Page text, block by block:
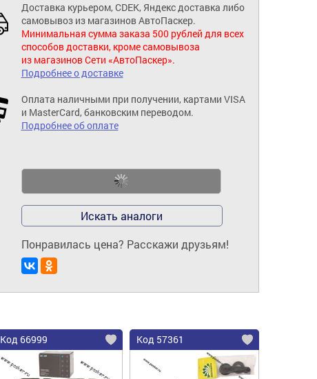
Доставка курьером, CDEK, Яндекс доставка либо
самовывоз из магазинов АвтоПаскер.
Минимальная сумма заказа 500 рублей для всех
способов доставки, кроме самовывоза
из магазинов Сети «АвтоПаскер».
Подробнее о доставке
Оплата наличными при получении, картами VISA
и MasterCard, банковским переводом.
Подробнее об оплате
Искать аналоги
Понравилась цена? Расскажи друзьям!
Код 66999 Код 57361